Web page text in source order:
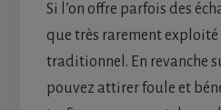
Si l’on offre parfois des
que très rarement exploité
traditionnel. En revanche
pouvez attirer foule et